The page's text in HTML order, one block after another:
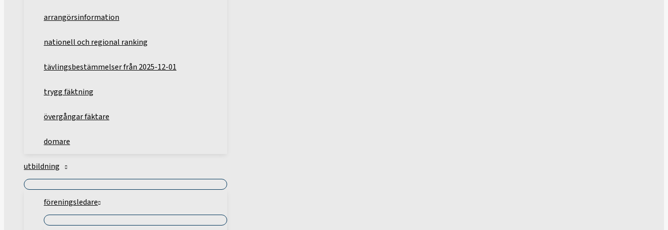
arrangörsinformation
nationell och regional ranking
tävlingsbestämmelser från 2025-12-01
trygg fäktning
övergångar fäktare
domare
utbildning
föreningsledare